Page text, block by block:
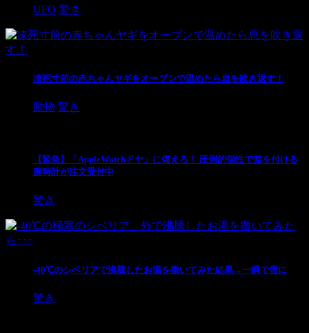
UFO 驚き
凍死寸前の赤ちゃんヤギをオーブンで温めたら息を吹き返す！
動物 驚き
【緊急】「AppleWatchドヤ」に備えろ！ 圧倒的個性で差を付ける
腕時計が注文受付中
驚き
-40℃のシベリアで沸騰したお湯を撒いてみた結果→一瞬で雪に
驚き